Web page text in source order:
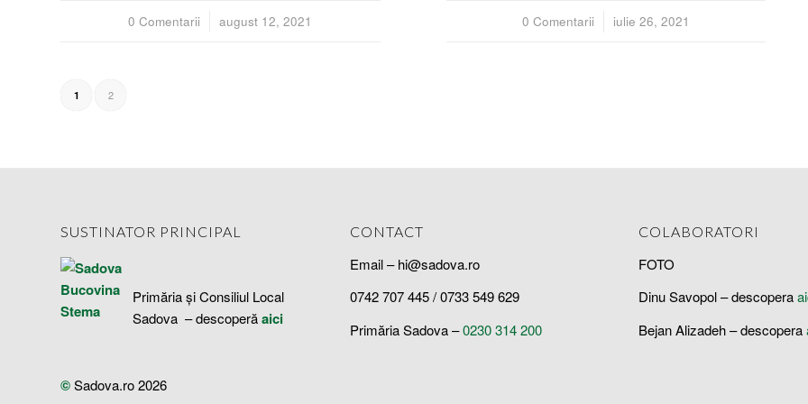
0 Comentarii
/ august 12, 2021 0 Comentarii
/ iulie 26, 2021
1 2
SUSTINATOR PRINCIPAL
Primăria și Consiliul Local
Sadova – descoperăaici
©Sadova.ro 2026
CONTACT
Email – hi@sadova.ro
0742 707 445 / 0733 549 629
Primăria Sadova –0230 314 200
COLABORATORI
FOTO
Dinu Savopol – descopera
Bejan Alizadeh – descopera